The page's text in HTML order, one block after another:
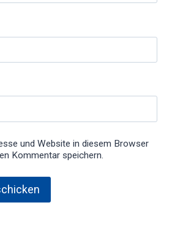
und Website in diesem Browser
Kommentar speichern.